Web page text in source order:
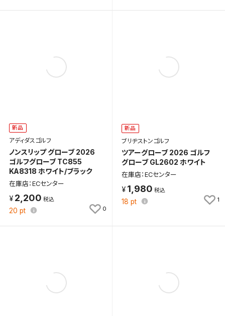
新品
アディダスゴルフ
ノンスリップ グローブ 2026
ゴルフグローブ TC855
KA8318 ホワイト/ブラック
在庫店：ECセンター
2,200
20 pt 0
新品
ブリヂストンゴルフ
ツアーグローブ 2026 ゴルフ
グローブ GL2602 ホワイト
在庫店：ECセンター
1,980
18 pt 1